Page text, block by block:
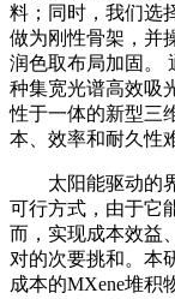
料；同时，我们选
做为刚性骨架，并
润色取布局加固。
种集宽光谱高效吸
性于一体的新型三
本、效率和耐久性
太阳能驱动的界
可行方式，由于它
而，实现成本效益
对的次要挑和。本
成本的MXene堆积